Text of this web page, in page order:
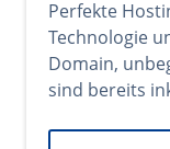
Perfekte
Technologie
Domain,
sind bereits